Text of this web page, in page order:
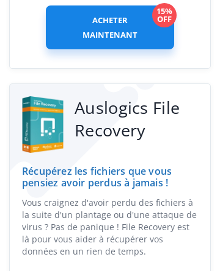
ACHETER
MAINTENANT
15%
OFF
Auslogics File
Recovery
Récupérez les fichiers que vous
pensiez avoir perdus à jamais !
Vous craignez d'avoir perdu des fichiers à
la suite d'un plantage ou d'une attaque de
virus ? Pas de panique ! File Recovery est
là pour vous aider à récupérer vos
données en un rien de temps.